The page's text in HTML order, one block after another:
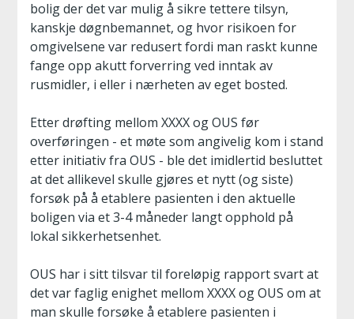
bolig der det var mulig å sikre tettere tilsyn,
kanskje døgnbemannet, og hvor risikoen for
omgivelsene var redusert fordi man raskt kunne
fange opp akutt forverring ved inntak av
rusmidler, i eller i nærheten av eget bosted.
Etter drøfting mellom XXXX og OUS før
overføringen - et møte som angivelig kom i stand
etter initiativ fra OUS - ble det imidlertid besluttet
at det allikevel skulle gjøres et nytt (og siste)
forsøk på å etablere pasienten i den aktuelle
boligen via et 3-4 måneder langt opphold på
lokal sikkerhetsenhet.
OUS har i sitt tilsvar til foreløpig rapport svart at
det var faglig enighet mellom XXXX og OUS om at
man skulle forsøke å etablere pasienten i